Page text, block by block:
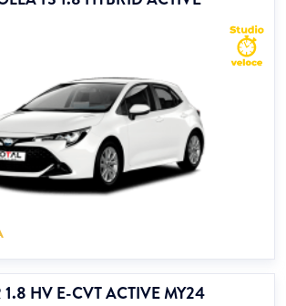
1.8 HV E-CVT ACTIVE MY24